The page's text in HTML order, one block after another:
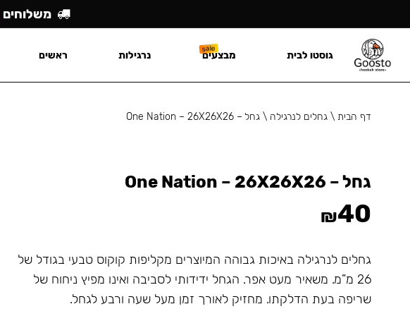
דף הבית \ גחלים לנרגילה \ גחל – One Nation – 26X26X26
גחל – One Nation – 26X26X26
₪40
גחלים לנרגילה באיכות גבוהה המיוצרים מקליפות קוקוס טבעי בגודל של
26 מ”מ. משאיר מעט אפר. הגחל ידידותי לסביבה ואינו מפיץ ניחוח של
שריפה בעת הדלקתו. מחזיק לאורך זמן מעל שעה ורבע לגחל.
משלוחים
גוסטו לבית מבצעים נרגילות ראשים